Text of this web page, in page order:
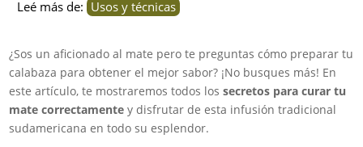
Leé más de: Usos y técnicas
¿Sos un aficionado al mate pero te preguntas cómo preparar tu
calabaza para obtener el mejor sabor? ¡No busques más! En
este artículo, te mostraremos todos los secretos para curar tu
mate correctamente y disfrutar de esta infusión tradicional
sudamericana en todo su esplendor.